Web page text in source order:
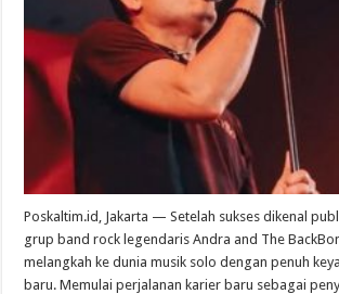
Poskaltim.id, Jakarta — Setelah sukses dikenal
grup band rock legendaris Andra and The
melangkah ke dunia musik solo dengan penuh
baru. Memulai perjalanan karier baru sebagai